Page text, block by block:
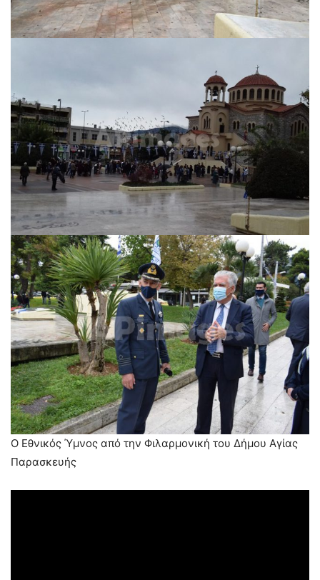
Ο Εθνικός Ύμνος από την Φιλαρμονική του Δήμου Αγίας
Παρασκευής